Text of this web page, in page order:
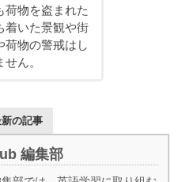
荷物を盗まれた
着いた景観や街
荷物の警戒はし
ん。
新の記事
編集部